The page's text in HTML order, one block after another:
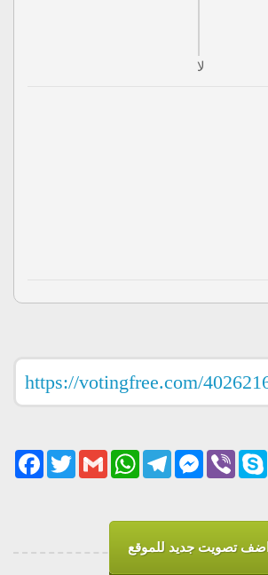
TwitterGmail
WhatsAppTelegram
Messenger ViberSkype
اضف تصويت جديد للموقع